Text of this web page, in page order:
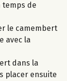
de
le camembert
avec la
dans la
placer ensuite